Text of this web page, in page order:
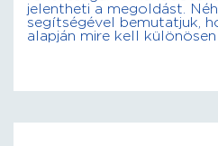
jelentheti a megoldást.
segítségével bemutatjuk,
alapján mire kell